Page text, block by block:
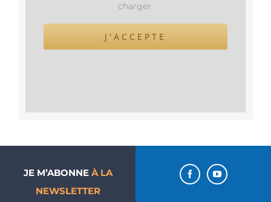
charger.
J'ACCEPTE
JE M’ABONNE À LA
NEWSLETTER